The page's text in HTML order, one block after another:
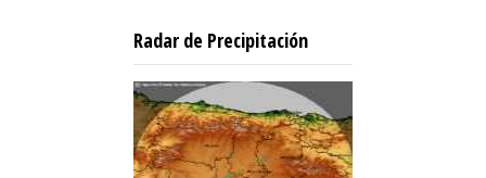
Radar de Precipitación